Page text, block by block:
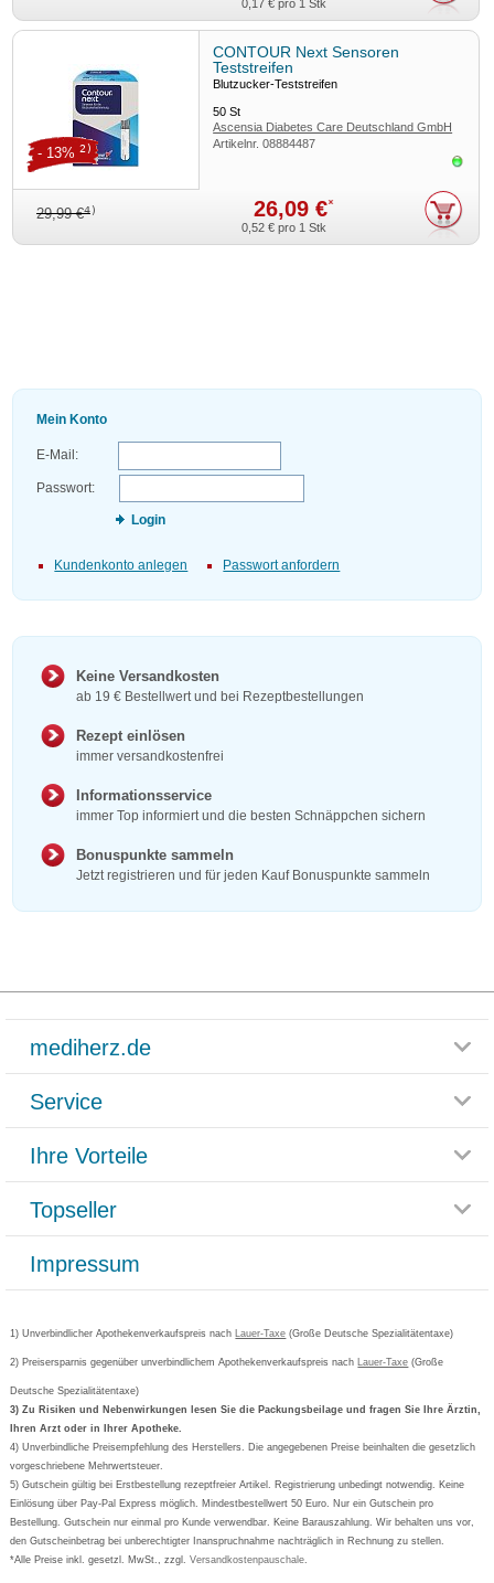
0,17 € pro 1 Stk
CONTOUR Next Sensoren
Teststreifen
Blutzucker-Teststreifen
50St
Ascensia Diabetes Care Deutschland GmbH
Artikelnr.08884487
29,99 €4) 26,09 €*
- 13% 2)
0,52 € pro 1 Stk
Mein Konto
E-Mail:
Passwort:
Login
Kundenkonto anlegen Passwort anfordern
Keine Versandkosten
ab 19 € Bestellwert und bei Rezeptbestellungen
Rezept einlösen
immer versandkostenfrei
Informationsservice
immer Top informiert und die besten Schnäppchen sichern
Bonuspunkte sammeln
Jetzt registrieren und für jeden Kauf Bonuspunkte sammeln
mediherz.de
Glossar
Häufig gestellte Fragen
Datenschutz
AGB
Cookie-Einstellungen
Vertrag widerrufen
Service
Rücksendemöglichkeit
Paketlieferstatus
Versandkosten
Bestellschein ausfüllen
Newsletteranmeldung
Ihre Vorteile
Rezeptlieferung
Bonusprogramm
Gutschein und Rabatte
Kundenbewertung
Topseller
Grippostad
Bepanthen
Formoline
Wick
Eucerin
Basica
Impressum
1) Unverbindlicher Apothekenverkaufspreis nach Lauer-Taxe (Große Deutsche Spezialitätentaxe)
2) Preisersparnis gegenüber unverbindlichem Apothekenverkaufspreis nach Lauer-Taxe (Große
Deutsche Spezialitätentaxe)
3) Zu Risiken und Nebenwirkungen lesen Sie die Packungsbeilage und fragen Sie Ihre Ärztin,
Ihren Arzt oder in Ihrer Apotheke.
4) Unverbindliche Preisempfehlung des Herstellers. Die angegebenen Preise beinhalten die gesetzlich
vorgeschriebene Mehrwertsteuer.
5) Gutschein gültig bei Erstbestellung rezeptfreier Artikel. Registrierung unbedingt notwendig. Keine
Einlösung über Pay-Pal Express möglich. Mindestbestellwert 50 Euro. Nur ein Gutschein pro
Bestellung. Gutschein nur einmal pro Kunde verwendbar. Keine Barauszahlung. Wir behalten uns vor,
den Gutscheinbetrag bei unberechtigter Inanspruchnahme nachträglich in Rechnung zu stellen.
*Alle Preise inkl. gesetzl. MwSt., zzgl.Versandkostenpauschale.